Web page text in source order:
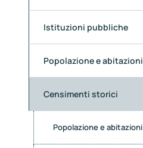
Istituzioni pubbliche
Popolazione e abitazioni
Censimenti storici
Popolazione e abitazioni